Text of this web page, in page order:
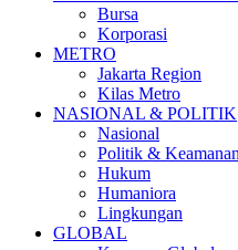
Bursa
Korporasi
METRO
Jakarta Region
Kilas Metro
NASIONAL & POLITIK
Nasional
Politik & Keamanan
Hukum
Humaniora
Lingkungan
GLOBAL